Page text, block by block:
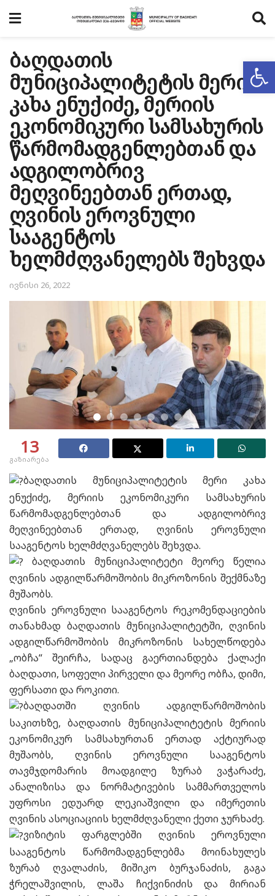
ბაღდათის
მუნიციპალიტეტის მერი
კახა ენუქიძე, მერიის
ეკონომიკური სამსახურის
წარმომადგენლებთან და
ადგილობრივ
მეღვინეებთან ერთად,
ღვინის ეროვნული
სააგენტოს
ხელმძღვანელებს შეხვდა
ივნისი 26, 2022
13
გაზიარება
ბაღდათის მუნიციპალიტეტის მერი კახა
ენუქიძე, მერიის ეკონომიკური სამსახურის
წარმომადგენლებთან და ადგილობრივ
მეღვინეებთან ერთად, ღვინის ეროვნული
სააგენტოს ხელმძღვანელებს შეხვდა.
ბაღდათის მუნიციპალიტეტი მეორე წელია
ღვინის ადგილწარმოშობის მიკროზონის შექმნაზე
მუშაობს.
ღვინის ეროვნული სააგენტოს რეკომენდაციების
თანახმად ბაღდათის მუნიციპალიტეტში, ღვინის
ადგილწარმოშობის მიკროზონის სახელწოდება
„ობჩა“ შეირჩა, სადაც გაერთიანდება ქალაქი
ბაღდათი, სოფელი პირველი და მეორე ობჩა, დიმი,
ფერსათი და როკითი.
ბაღდათში ღვინის ადგილწარმოშობის
საკითხზე, ბაღდათის მუნიციპალიტეტის მერიის
ეკონომიკურ სამსახურთან ერთად აქტიურად
მუშაობს, ღვინის ეროვნული სააგენტოს
თავმჯდომარის მოადგილე ზურაბ ვაჭარაძე,
ანალიზისა და ნორმატივების სამმართველოს
უფროსი ედუარდ ლეკიაშვილი და იმერეთის
ღვინის ასოციაციის ხელმძღვანელი ქეთი ჯურხაძე.
ვიზიტის ფარგლებში ღვინის ეროვნული
სააგენტოს წარმომადგენლებმა მოინახულეს
ზურაბ ღვალაძის, მიშიკო ბურჯანაძის, გაგა
ჭრელაშვილის, ლაშა ჩიქვინიძის და მირიან